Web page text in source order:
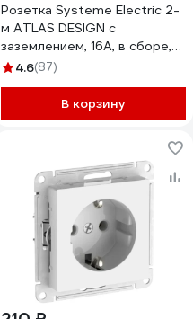
Розетка Systeme Electric 2-
м ATLAS DESIGN с
заземлением, 16А, в сборе,
белая ATN000124 1240135
4.6(87)
В корзину